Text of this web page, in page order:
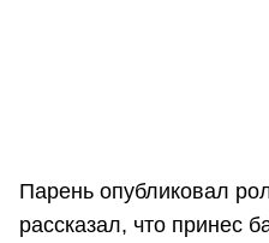
Парень опубликовал
рассказал, что принес